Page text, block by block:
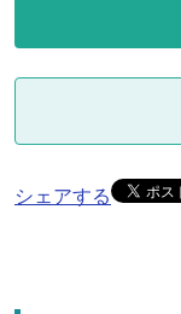
シェアする